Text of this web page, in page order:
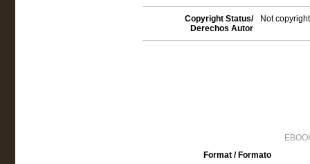
Copyright Status/
Derechos Autor
Not
Format / Formato